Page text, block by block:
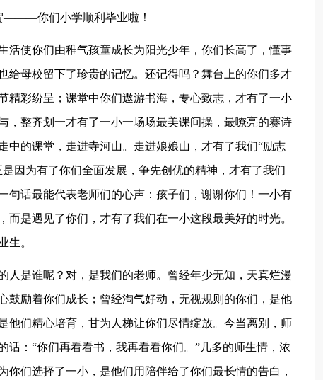
———你们小学顺利毕业啦！
活使你们由稚气孩童成长为阳光少年，你们长高了，懂事
给母校留下了珍贵的记忆。还记得吗？舞台上的你们多才
精彩纷呈；课堂中你们遨游书海，专心致志，才有了一小
，整齐划一才有了一小一场场最美课间操，最嘹亮的赛诗
中的课堂，走进寺河山。走进娘娘山，才有了我们“励志
因为有了你们全面发展，争先创优的精神，才有了我们
话最能代表老师们的心声：孩子们，谢谢你们！一小有
是遇见了你们，才有了我们在一小这段最美好的时光。
生。
人是谁呢？对，是我们的老师。曾经年少无知，天真烂漫
鼓励着你们成长；曾经淘气好动，无视规则的你们，是他
他们精心培育，甘为人梯让你们尽情绽放。今当离别，师
话：“你们再看看书，我再看看你们。”几多的师生情，浓
你们选择了一小，是他们用陪伴给了你们最长情的告白，